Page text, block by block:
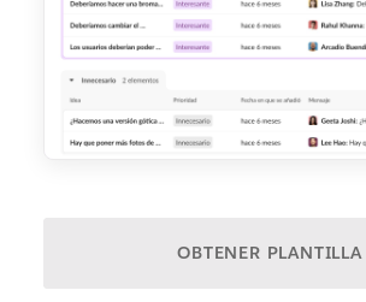
OBTENER PLANTILLA